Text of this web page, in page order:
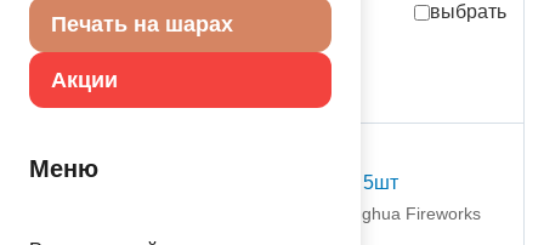
Печать на шарах
Акции
Меню
выбрать
Ракета XXI Век 1 залп 5шт
1510-0013 Pingxiang Ronghua Fireworks